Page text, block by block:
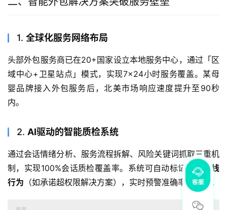
1. 全球化服务网络布局
头部外包服务商已在20+国家设立本地服务中心，通过「区
域中心+卫星站点」模式，实现7×24小时服务覆盖。某母
婴品牌接入外包服务后，北美市场响应速度提升至90秒
内。
2. AI驱动的智能质检系统
通过会话情绪分析、服务流程拆解、风险关键词抓取三重机
制，实现100%会话质检覆盖率。系统可自动标记高压红线
行为 （如承诺超权限解决方案），实时预警准确率达92%。